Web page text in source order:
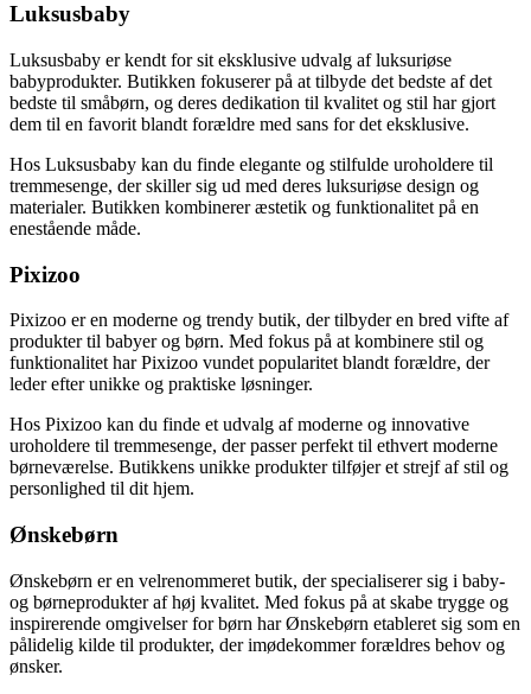
Luksusbaby
Luksusbaby er kendt for sit eksklusive udvalg af luksuriøse
babyprodukter. Butikken fokuserer på at tilbyde det bedste af det
bedste til småbørn, og deres dedikation til kvalitet og stil har gjort
dem til en favorit blandt forældre med sans for det eksklusive.
Hos Luksusbaby kan du finde elegante og stilfulde uroholdere til
tremmesenge, der skiller sig ud med deres luksuriøse design og
materialer. Butikken kombinerer æstetik og funktionalitet på en
enestående måde.
Pixizoo
Pixizoo er en moderne og trendy butik, der tilbyder en bred vifte af
produkter til babyer og børn. Med fokus på at kombinere stil og
funktionalitet har Pixizoo vundet popularitet blandt forældre, der
leder efter unikke og praktiske løsninger.
Hos Pixizoo kan du finde et udvalg af moderne og innovative
uroholdere til tremmesenge, der passer perfekt til ethvert moderne
børneværelse. Butikkens unikke produkter tilføjer et strejf af stil og
personlighed til dit hjem.
Ønskebørn
Ønskebørn er en velrenommeret butik, der specialiserer sig i baby-
og børneprodukter af høj kvalitet. Med fokus på at skabe trygge og
inspirerende omgivelser for børn har Ønskebørn etableret sig som en
pålidelig kilde til produkter, der imødekommer forældres behov og
ønsker.